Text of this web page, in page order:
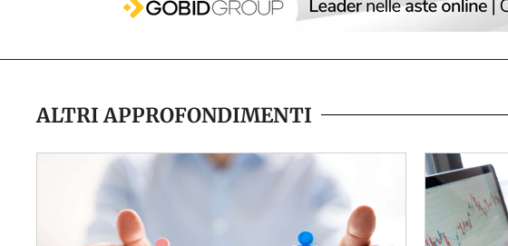
ALTRI APPROFONDIMENTI